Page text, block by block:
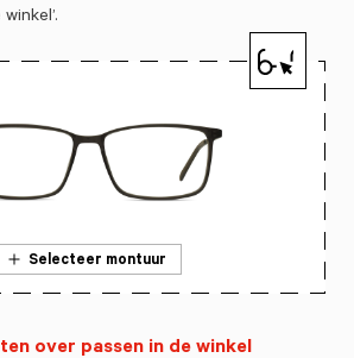
Selecteer montuur
over passen in de winkel